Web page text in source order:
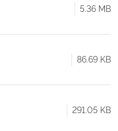
5.36 MB
86.69 KB
291.05 KB